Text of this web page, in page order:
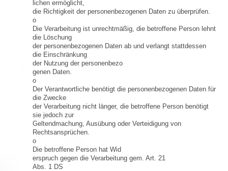
lichen ermöglicht,
die Richtigkeit der personenbezogenen Daten zu überprüfen.
o
Die Verarbeitung ist unrechtmäßig, die betroffene Person lehnt
die Löschung
der personenbezogenen Daten ab und verlangt stattdessen
die Einschränkung
der Nutzung der personenbezo
genen Daten.
o
Der Verantwortliche benötigt die personenbezogenen Daten für
die Zwecke
der Verarbeitung nicht länger, die betroffene Person benötigt
sie jedoch zur
Geltendmachung, Ausübung oder Verteidigung von
Rechtsansprüchen.
o
Die betroffene Person hat Wid
erspruch gegen die Verarbeitung gem. Art. 21
Abs. 1 DS